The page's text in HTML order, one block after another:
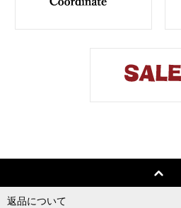
返品について